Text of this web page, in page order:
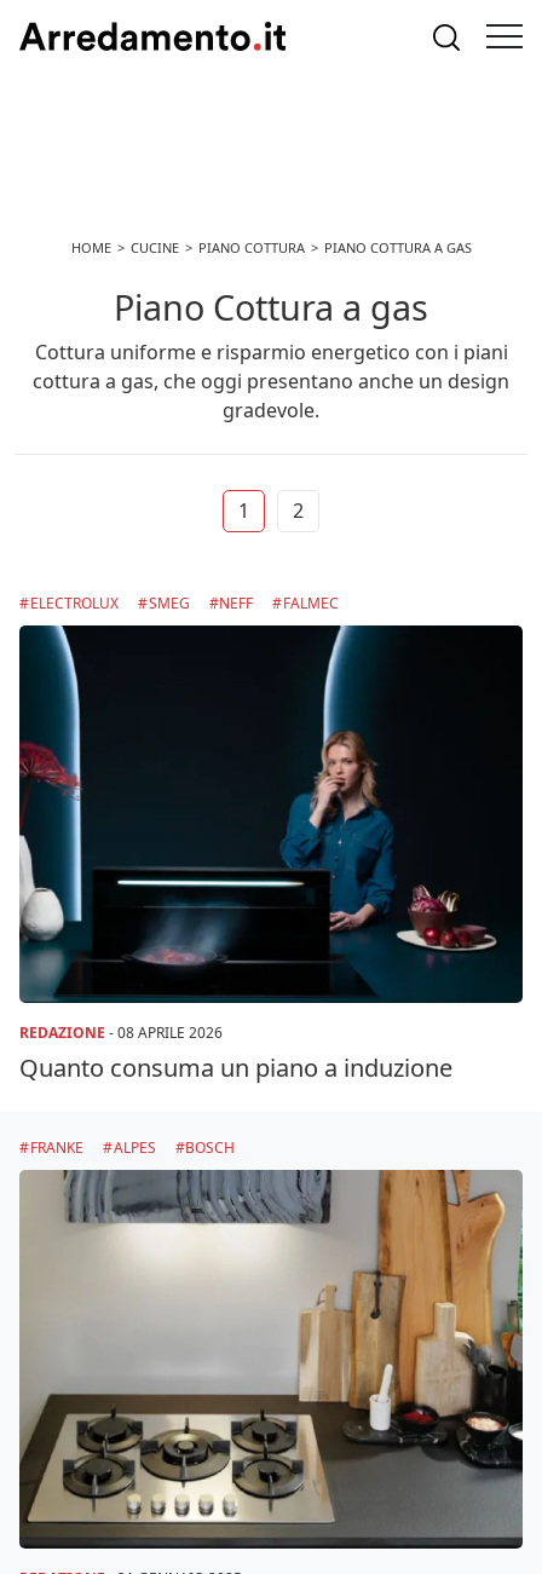
HOME CUCINE PIANO COTTURA PIANO COTTURA A GAS
Piano Cottura a gas
Cottura uniforme e risparmio energetico con i piani
cottura a gas, che oggi presentano anche un design
gradevole.
1 2
ELECTROLUX SMEG NEFF FALMEC
REDAZIONE -08 APRILE 2026
Quanto consuma un piano a induzione
FRANKE ALPES BOSCH